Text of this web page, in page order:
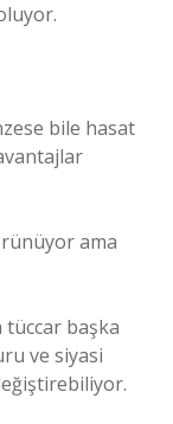
bile hasat
ama
başka
ve siyasi